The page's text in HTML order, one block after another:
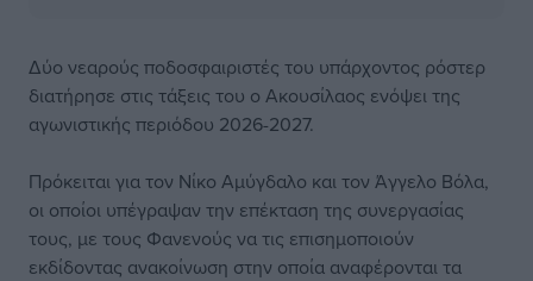
Δύο νεαρούς ποδοσφαιριστές του υπάρχοντος ρόστερ
διατήρησε στις τάξεις του ο Ακουσίλαος ενόψει της
αγωνιστικής περιόδου 2026-2027.
Πρόκειται για τον Νίκο Αμύγδαλο και τον Άγγελο Βόλα,
οι οποίοι υπέγραψαν την επέκταση της συνεργασίας
τους, με τους Φανενούς να τις επισημοποιούν
εκδίδοντας ανακοίνωση στην οποία αναφέρονται τα